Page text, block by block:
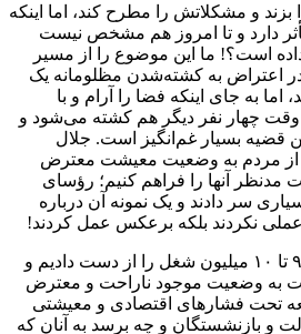
و مشکلاتش را مطرح کند، اما اینکه
دارد و تا امروز هم مشخص نیست
است؟! ما این موضوع را از مسیر
در اعتراض به کشته‌شدن مظلومانه یک
اما به جای اینکه فضا را آرام و با
چهار نفر دیگر هم کشته می‌شود و
قضیه بسیار غم‌انگیز است. جلال
از مردم به وضعیت معیشت معترض
مدنظر آنها را فراهم کنیم؛ رؤسای
سر دادند و یک نمونه آن درباره
عملی نکردند بلکه برعکس عمل کردند!
در بحث فضای مجازی نیز ۹ تا ۱۰ میلیون شغل را از دست دادیم و
به وضعیت موجود ناراحت و معترض
تحت فشارهای اقتصادی و معیشتی
و بازنشستگان و چه برسد به آنان که